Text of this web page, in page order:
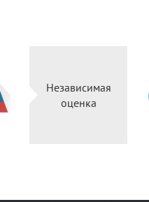
Независимая
оценка